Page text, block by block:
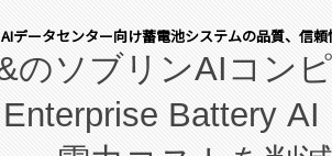
。 同社の実績ある
(FCCM™) プ
バイオ医薬品製造
データセンター向け蓄電池システムの品質、信
のソブリンAIコン
Enterprise Battery